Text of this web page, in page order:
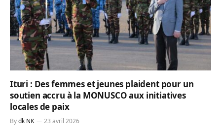
Ituri : Des femmes et jeunes plaident pour un
soutien accru à la MONUSCO aux initiatives
locales de paix
Bydk NK 23 avril 2026